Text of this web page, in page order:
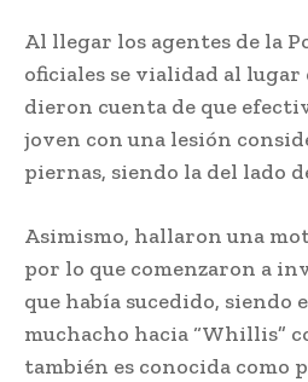
Al llegar los agentes de la
oficiales se vialidad al lugar
dieron cuenta de que
joven con una lesión
piernas, siendo la del lado
Asimismo, hallaron una
por lo que comenzaron a
que había sucedido, siendo
muchacho hacia “Whillis”
también es conocida como